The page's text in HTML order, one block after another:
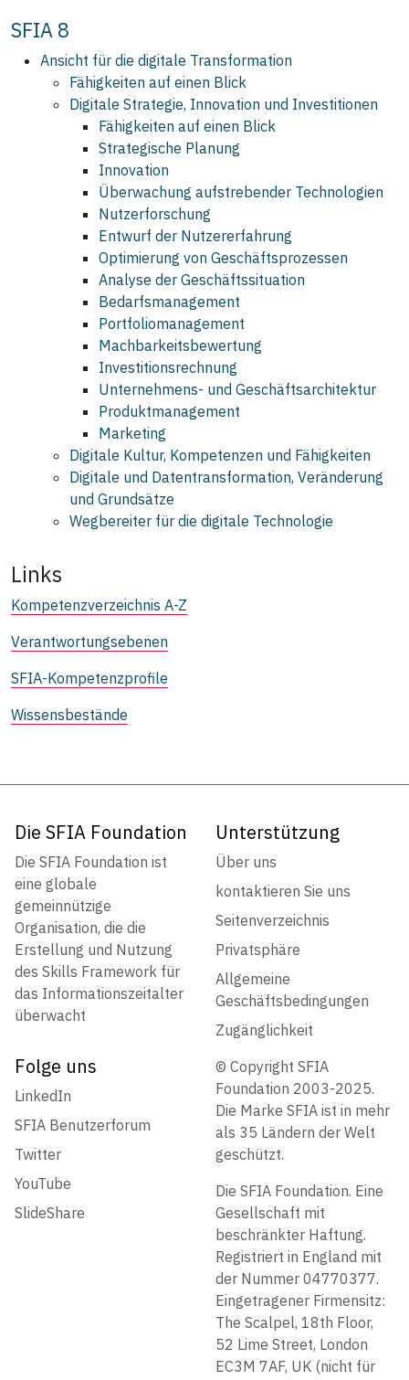
SFIA 8
Ansicht für die digitale Transformation
Fähigkeiten auf einen Blick
Digitale Strategie, Innovation und Investitionen
Fähigkeiten auf einen Blick
Strategische Planung
Innovation
Überwachung aufstrebender Technologien
Nutzerforschung
Entwurf der Nutzererfahrung
Optimierung von Geschäftsprozessen
Analyse der Geschäftssituation
Bedarfsmanagement
Portfoliomanagement
Machbarkeitsbewertung
Investitionsrechnung
Unternehmens- und Geschäftsarchitektur
Produktmanagement
Marketing
Digitale Kultur, Kompetenzen und Fähigkeiten
Digitale und Datentransformation, Veränderung
und Grundsätze
Wegbereiter für die digitale Technologie
Links
Kompetenzverzeichnis A-Z
Verantwortungsebenen
SFIA-Kompetenzprofile
Wissensbestände
Die SFIA Foundation
Die SFIA Foundation ist
eine globale
gemeinnützige
Organisation, die die
Erstellung und Nutzung
des Skills Framework für
das Informationszeitalter
überwacht
Unterstützung
Über uns
kontaktieren Sie uns
Seitenverzeichnis
Privatsphäre
Allgemeine
Geschäftsbedingungen
Zugänglichkeit
Folge uns
LinkedIn
SFIA Benutzerforum
Twitter
YouTube
SlideShare
© Copyright SFIA
Foundation 2003-2025.
Die Marke SFIA ist in mehr
als 35 Ländern der Welt
geschützt.
Die SFIA Foundation. Eine
Gesellschaft mit
beschränkter Haftung.
Registriert in England mit
der Nummer 04770377.
Eingetragener Firmensitz:
The Scalpel, 18th Floor,
52 Lime Street, London
EC3M 7AF, UK (nicht für